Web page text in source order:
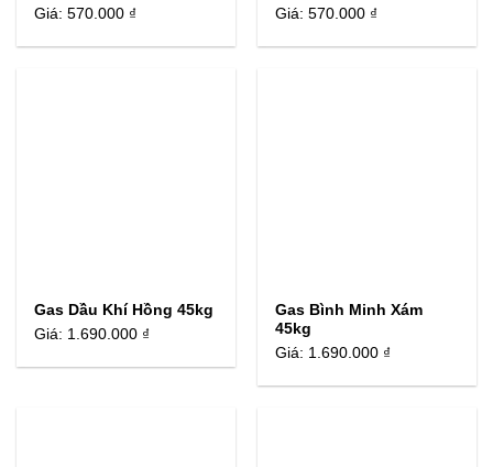
Giá:570.000 ₫
Giá:570.000 ₫
Gas Dầu Khí Hồng 45kg
Giá: 1.690.000 ₫
Gas Bình Minh Xám
45kg
Giá: 1.690.000 ₫